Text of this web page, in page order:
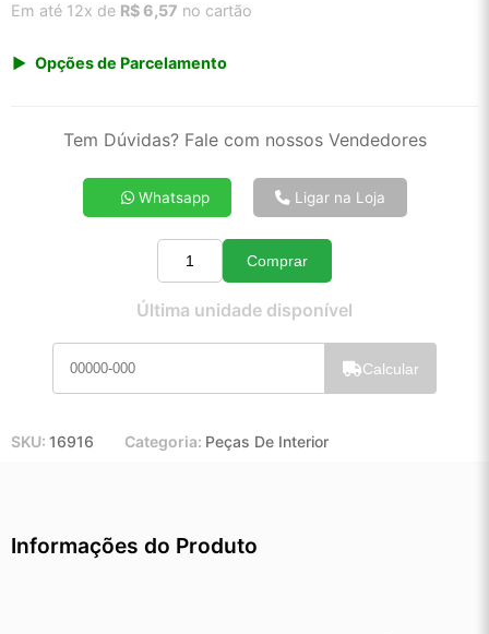
Em até 12x de R$ 6,57 no cartão
Opções de Parcelamento
2x de R$ 36,77
4x de R$ 18,65
5x de R$ 15,02
10x de R$ 7,77
11x de R$ 7,14
Tem Dúvidas? Fale com nossos Vendedores
Whatsapp Ligar na Loja
Quantidade
Comprar
Última unidade disponível
Calcular
SKU: 16916 Categoria: Peças De Interior
Informações do Produto